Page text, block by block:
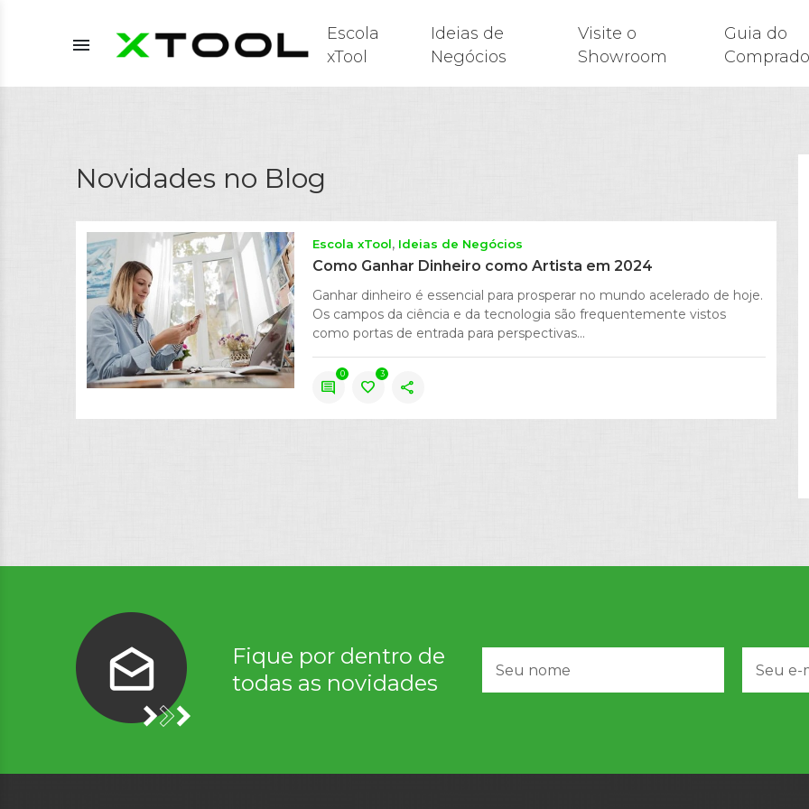
menu
Escola
xTool
Ideias de
Negócios
Visite o
Showroom
Guia do
Novidades no Blog
Escola xTool Ideias de Negócios
Como Ganhar Dinheiro como Artista em 2024
Ganhar dinheiro é essencial para prosperar no mundo acelerado de hoje.
Os campos da ciência e da tecnologia são frequentemente vistos
como portas de entrada para perspectivas...
comment
0
favorite
3
share
Fique por dentro de
todas as novidades